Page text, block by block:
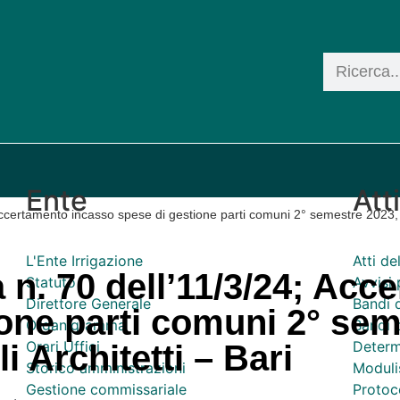
Ente
L'Ente Irrigazione
Statuto
Direttore Generale
Organigramma
Orari Uffici
Storico amministrazioni
Gestione commissariale
Atti
Avvisi
Bandi
Bandi
incasso spese di gestione parti comuni 2° semestre
70 dell’11/3/24;
parti comuni 2°
Architetti – Bari